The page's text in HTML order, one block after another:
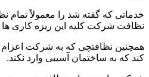
خدماتی که گفته شد را معمولاً تمام
نظافت شرکت کلیه این ریزه کاری
همچنین نظافتچی که به شرکت اعزام
کند که به ساختمان آسیبی وارد نکند.